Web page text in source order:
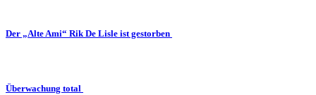
Der „Alte Ami“ Rik De Lisle ist gestorben
Überwachung total